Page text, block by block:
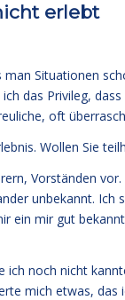
erlebt
Situationen
das Privileg,
oft
Wollen Sie
Vorständen
unbekannt. Ich
ein mir gut
ich noch nicht
mich etwas, das